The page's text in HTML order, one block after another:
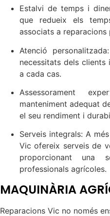
Estalvi de temps i
que redueix els
associats a reparacions
Atenció
necessitats dels
a cada cas.
Assessorament
manteniment adequat
el seu rendiment i
Serveis integrals: A
Vic ofereix serveis de
proporcionant una
professionals agrícoles.
MAQUINÀRIA
Reparacions Vic no només